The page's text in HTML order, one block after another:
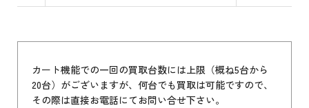
カート機能での一回の買取台数には上限（概ね5台から
20台）がございますが、何台でも買取は可能ですので、
その際は直接お電話にてお問い合せ下さい。